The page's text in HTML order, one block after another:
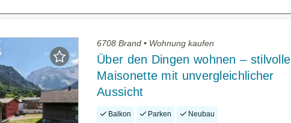
6708 Brand • Wohnung kaufen
Über den Dingen wohnen – stilvolle
Maisonette mit unvergleichlicher
Aussicht
Balkon Parken Neubau